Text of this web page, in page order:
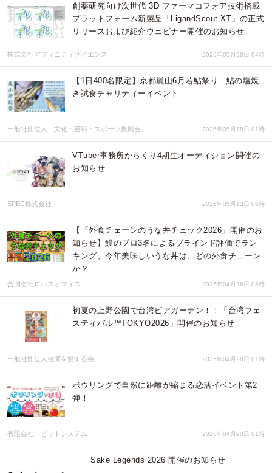
創薬研究向け次世代 3D ファーマコフォア技術搭載
プラットフォーム新製品「LigandScout XT」の正式
リリースおよび紹介ウェビナー開催のお知らせ
株式会社アフィニティサイエンス 2026年05月28日 04時
【1日400名限定】京都嵐山6月若鮎祭り 鮎の塩焼
き試食チャリティーイベント
一般社団法人 文化・芸術・スポーツ振興会 2026年05月18日 01時
VTuber事務所からくり4期生オーディション開催の
お知らせ
SPEC株式会社 2026年05月13日 05時
【「外食チェーンのうな丼チェック2026」開催のお
知らせ】鰻のプロ3名によるブラインド評価でラン
キング、今年美味しいうな丼は、どの外食チェーン
か？
合同会社ロハスオフィス 2026年04月28日 08時
初夏の上野公園で台湾ビアガーデン！！「台湾フェ
スティバル™TOKYO2026」開催のお知らせ
一般社団法人台湾を愛する会 2026年04月28日 01時
ボウリングで自然に距離が縮まる恋活イベント第2
弾！
有限会社 ビットシステム 2026年04月20日 01時
Sake Legends 2026 開催のお知らせ